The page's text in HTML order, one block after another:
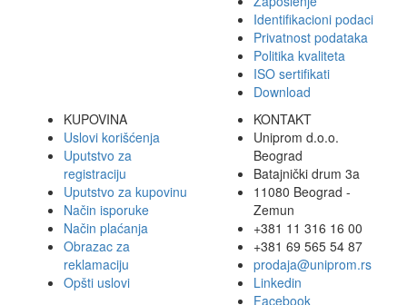
Identifikacioni podaci
Privatnost podataka
Politika kvaliteta
ISO sertifikati
Download
KUPOVINA
Uslovi korišćenja
Uputstvo za
registraciju
Uputstvo za kupovinu
Način isporuke
Način plaćanja
Obrazac za
reklamaciju
Opšti uslovi
KONTAKT
Uniprom d.o.o.
Beograd
Batajnički drum 3a
11080 Beograd -
Zemun
+381 11 316 16 00
+381 69 565 54 87
prodaja@uniprom.rs
Linkedin
Facebook